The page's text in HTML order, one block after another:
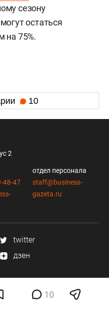
сезону
остаться
на 75%.
10
10
2
48-47
отдел персонала
staff@business-
gazeta.ru
twitter
дзен